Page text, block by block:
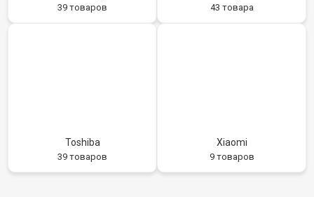
39 товаров 43 товара
Toshiba
39 товаров
Xiaomi
9 товаров